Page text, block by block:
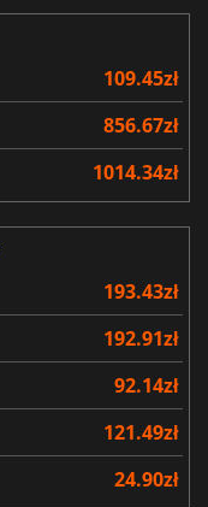
109.45zł
856.67zł
1014.34zł
193.43zł
192.91zł
92.14zł
121.49zł
24.90zł